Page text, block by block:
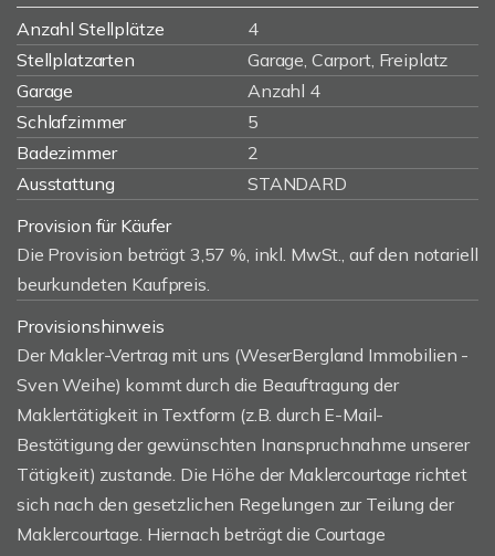
Anzahl Stellplätze
4
Stellplatzarten
Garage, Carport, Freiplatz
Garage
Anzahl 4
Schlafzimmer
5
Badezimmer
2
Ausstattung
STANDARD
Provision für Käufer
Die Provision beträgt 3,57 %, inkl. MwSt., auf den notariell
beurkundeten Kaufpreis.
Provisionshinweis
Der Makler-Vertrag mit uns (WeserBergland Immobilien -
Sven Weihe) kommt durch die Beauftragung der
Maklertätigkeit in Textform (z.B. durch E-Mail-
Bestätigung der gewünschten Inanspruchnahme unserer
Tätigkeit) zustande. Die Höhe der Maklercourtage richtet
sich nach den gesetzlichen Regelungen zur Teilung der
Maklercourtage. Hiernach beträgt die Courtage